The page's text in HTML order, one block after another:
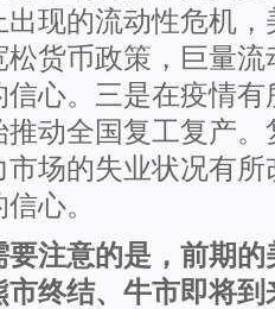
出现的流动性危机
松货币政策，巨量
信心。三是在疫情
推动全国复工复产
市场的失业状况有
心。
要注意的是，前期
市终结、牛市即将